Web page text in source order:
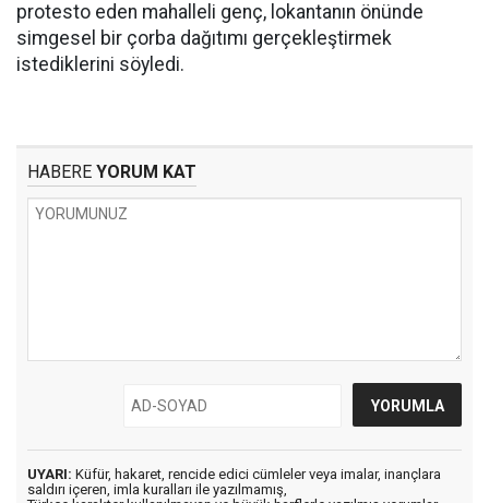
protesto eden mahalleli genç, lokantanın önünde
simgesel bir çorba dağıtımı gerçekleştirmek
istediklerini söyledi.
HABERE YORUM KAT
UYARI: Küfür, hakaret, rencide edici cümleler veya imalar, inançlara
saldırı içeren, imla kuralları ile yazılmamış,